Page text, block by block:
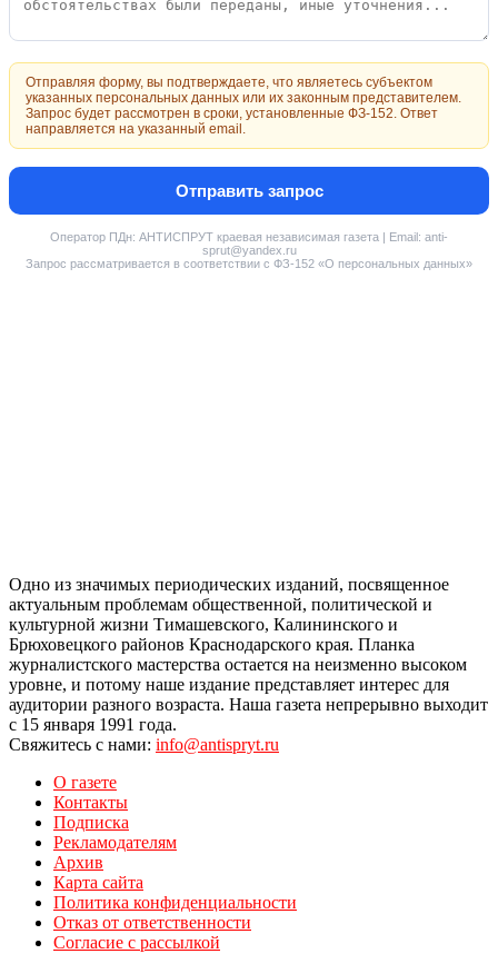
Отправляя форму, вы подтверждаете, что являетесь субъектом
указанных персональных данных или их законным представителем.
Запрос будет рассмотрен в сроки, установленные ФЗ-152. Ответ
направляется на указанный email.
Отправить запрос
Оператор ПДн: АНТИСПРУТ краевая независимая газета | Email: anti-
sprut@yandex.ru
Запрос рассматривается в соответствии с ФЗ-152 «О персональных данных»
Одно из значимых периодических изданий, посвященное
актуальным проблемам общественной, политической и
культурной жизни Тимашевского, Калининского и
Брюховецкого районов Краснодарского края. Планка
журналистского мастерства остается на неизменно высоком
уровне, и потому наше издание представляет интерес для
аудитории разного возраста. Наша газета непрерывно выходит
с 15 января 1991 года.
Свяжитесь с нами: info@antispryt.ru
О газете
Контакты
Подписка
Рекламодателям
Архив
Карта сайта
Политика конфиденциальности
Отказ от ответственности
Согласие с рассылкой